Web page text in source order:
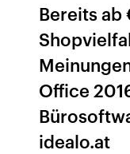
Bereits ab
Office
idealo.at